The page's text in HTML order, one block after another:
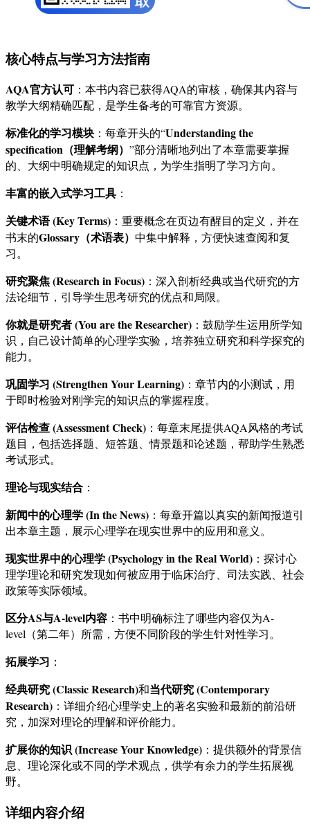
核心特点与学习方法指南
AQA官方认可 ：本书内容已获得AQA的审核，确保其内容与
教学大纲精确匹配，是学生备考的可靠官方资源。
标准化的学习模块 ：每章开头的“Understanding the
specification（理解考纲） ”部分清晰地列出了本章需要掌握
的、大纲中明确规定的知识点，为学生指明了学习方向。
丰富的嵌入式学习工具 ：
关键术语 (Key Terms) ：重要概念在页边有醒目的定义，并在
书末的Glossary（术语表） 中集中解释，方便快速查阅和复
习。
研究聚焦 (Research in Focus) ：深入剖析经典或当代研究的方
法论细节，引导学生思考研究的优点和局限。
你就是研究者 (You are the Researcher) ：鼓励学生运用所学知
识，自己设计简单的心理学实验，培养独立研究和科学探究的
能力。
巩固学习 (Strengthen Your Learning) ：章节内的小测试，用
于即时检验对刚学完的知识点的掌握程度。
评估检查 (Assessment Check) ：每章末尾提供AQA风格的考试
题目，包括选择题、短答题、情景题和论述题，帮助学生熟悉
考试形式。
理论与现实结合 ：
新闻中的心理学 (In the News) ：每章开篇以真实的新闻报道引
出本章主题，展示心理学在现实世界中的应用和意义。
现实世界中的心理学 (Psychology in the Real World) ：探讨心
理学理论和研究发现如何被应用于临床治疗、司法实践、社会
政策等实际领域。
区分AS与A-level内容 ：书中明确标注了哪些内容仅为A-
level（第二年）所需，方便不同阶段的学生针对性学习。
拓展学习 ：
经典研究 (Classic Research)和当代研究 (Contemporary
Research) ：详细介绍心理学史上的著名实验和最新的前沿研
究，加深对理论的理解和评价能力。
扩展你的知识 (Increase Your Knowledge) ：提供额外的背景信
息、理论深化或不同的学术观点，供学有余力的学生拓展视
野。
详细内容介绍